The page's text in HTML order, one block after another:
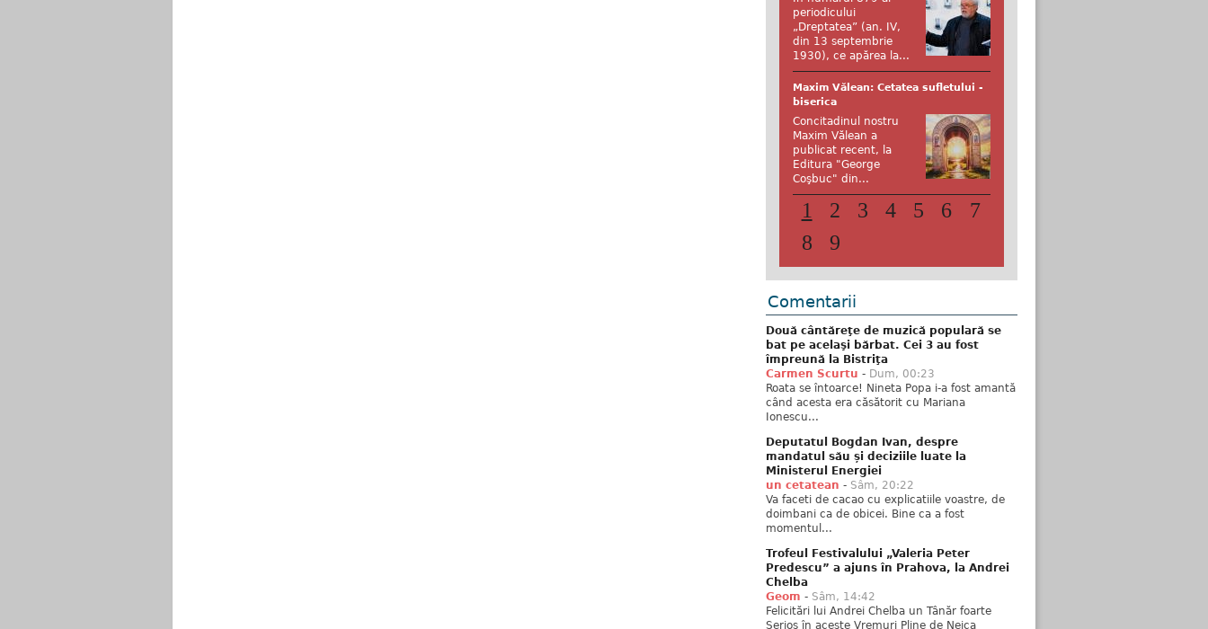
periodicului
„Dreptatea” (an. IV,
din 13 septembrie
1930), ce apărea la...
Maxim Vălean: Cetatea sufletului -
biserica
Concitadinul nostru
Maxim Vălean a
publicat recent, la
Editura "George
Coşbuc" din...
1 2 3 4 5 6
7
8
9
Comentarii
Două cântăreţe de muzică populară se
bat pe acelaşi bărbat. Cei 3 au fost
împreună la Bistriţa
Carmen Scurtu - Dum, 00:23
Roata se întoarce! Nineta Popa i-a fost amantă
când acesta era căsătorit cu Mariana
Ionescu...
Deputatul Bogdan Ivan, despre
mandatul său și deciziile luate la
Ministerul Energiei
un cetatean - Sâm, 20:22
Va faceti de cacao cu explicatiile voastre, de
doimbani ca de obicei. Bine ca a fost
momentul...
Trofeul Festivalului „Valeria Peter
Predescu” a ajuns în Prahova, la Andrei
Chelba
Geom - Sâm, 14:42
Felicitări lui Andrei Chelba un Tânăr foarte
Serios în aceste Vremuri Pline de Neica